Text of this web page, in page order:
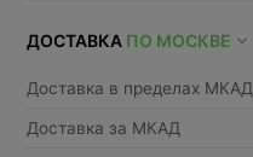
ДОСТАВКА ПО МОСКВЕ
Доставка в пределах МКАД
Доставка за МКАД